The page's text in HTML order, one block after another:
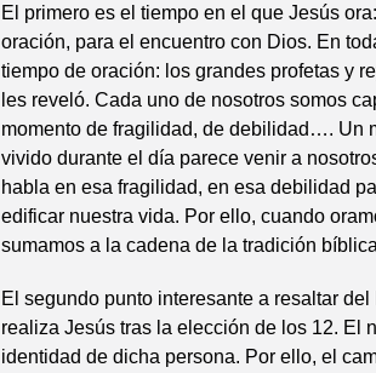
El primero es el tiempo en el que Jesús
oración, para el encuentro con Dios. En
tiempo de oración: los grandes profetas y
les reveló. Cada uno de nosotros somos
momento de fragilidad, de debilidad…. Un
vivido durante el día parece venir a
habla en esa fragilidad, en esa debilidad
edificar nuestra vida. Por ello, cuando
sumamos a la cadena de la tradición
El segundo punto interesante a resaltar
realiza Jesús tras la elección de los 12. El
identidad de dicha persona. Por ello, el